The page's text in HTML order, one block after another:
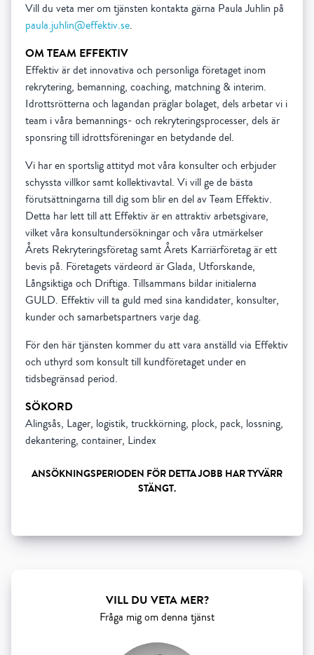
VILL DU VETA MER?
Fråga mig om denna tjänst
Vill du veta mer om tjänsten kontakta gärna Paula Juhlin på
paula.juhlin@effektiv.se.
OM TEAM EFFEKTIV
Effektiv är det innovativa och personliga företaget inom
rekrytering, bemanning, coaching, matchning & interim.
Idrottsrötterna och lagandan präglar bolaget, dels arbetar vi i
team i våra bemannings- och rekryteringsprocesser, dels är
sponsring till idrottsföreningar en betydande del.
Vi har en sportslig attityd mot våra konsulter och erbjuder
schyssta villkor samt kollektivavtal. Vi vill ge de bästa
förutsättningarna till dig som blir en del av Team Effektiv.
Detta har lett till att Effektiv är en attraktiv arbetsgivare,
vilket våra konsultundersökningar och våra utmärkelser
Årets Rekryteringsföretag samt Årets Karriärföretag är ett
bevis på. Företagets värdeord är Glada, Utforskande,
Långsiktiga och Driftiga. Tillsammans bildar initialerna
GULD. Effektiv vill ta guld med sina kandidater, konsulter,
kunder och samarbetspartners varje dag.
För den här tjänsten kommer du att vara anställd via Effektiv
och uthyrd som konsult till kundföretaget under en
tidsbegränsad period.
SÖKORD
Alingsås, Lager, logistik, truckkörning, plock, pack, lossning,
dekantering, container, Lindex
ANSÖKNINGSPERIODEN FÖR DETTA JOBB HAR TYVÄRR
STÄNGT.